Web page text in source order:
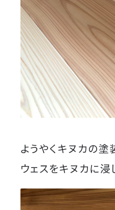
ようやくキヌカの塗
ウェスをキヌカに浸